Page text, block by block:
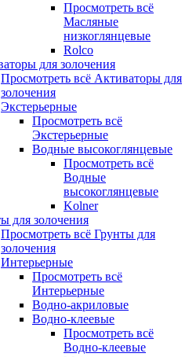
Просмотреть всё
Масляные
низкоглянцевые
Rolco
для золочения
Просмотреть всё Активаторы для
золочения
Экстерьерные
Просмотреть всё
Экстерьерные
Водные высокоглянцевые
Просмотреть всё
Водные
высокоглянцевые
Kolner
для золочения
Просмотреть всё Грунты для
золочения
Интерьерные
Просмотреть всё
Интерьерные
Водно-акриловые
Водно-клеевые
Просмотреть всё
Водно-клеевые